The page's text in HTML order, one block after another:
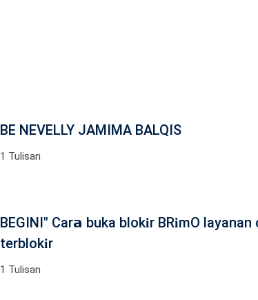
BE NEVELLY JAMIMA BALQIS
1 Tulisan
BEGINI" Car𝗮 buka blok𝐢r BR𝐢mO
terblok𝐢r
1 Tulisan